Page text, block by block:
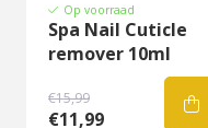
Op voorraad
Spa Nail Cuticle
remover 10ml
€15,99
€11,99